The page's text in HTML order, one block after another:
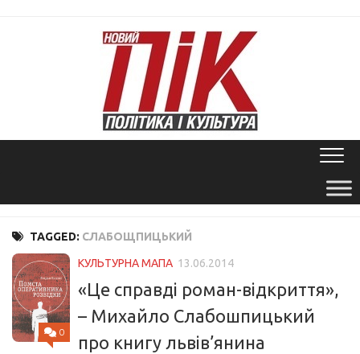
TAGGED: СЛАБОЩПИЦЬКИЙ
0
КУЛЬТУРНА МАПА 13.06.2014
«Це справді роман-відкриття»,
– Михайло Слабошпицький
про книгу львів’янина